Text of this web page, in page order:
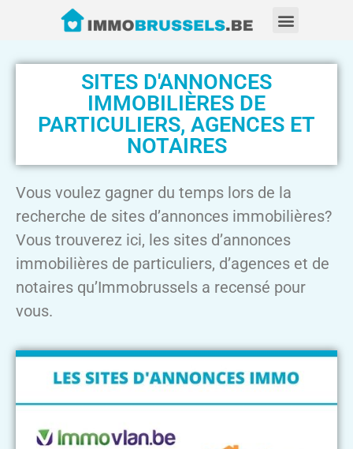
SITES D'ANNONCES
IMMOBILIÈRES DE
PARTICULIERS, AGENCES ET
NOTAIRES
Vous voulez gagner du temps lors de la
recherche de sites d’annonces immobilières?
Vous trouverez ici, les sites d’annonces
immobilières de particuliers, d’agences et de
notaires qu’Immobrussels a recensé pour
vous.